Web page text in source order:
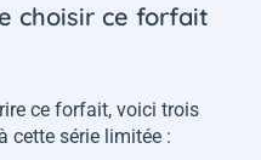
choisir ce forfait
ce forfait, voici trois
cette série limitée :